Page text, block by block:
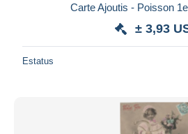
Carte Ajoutis - Poisson
± 3,93
Estatus